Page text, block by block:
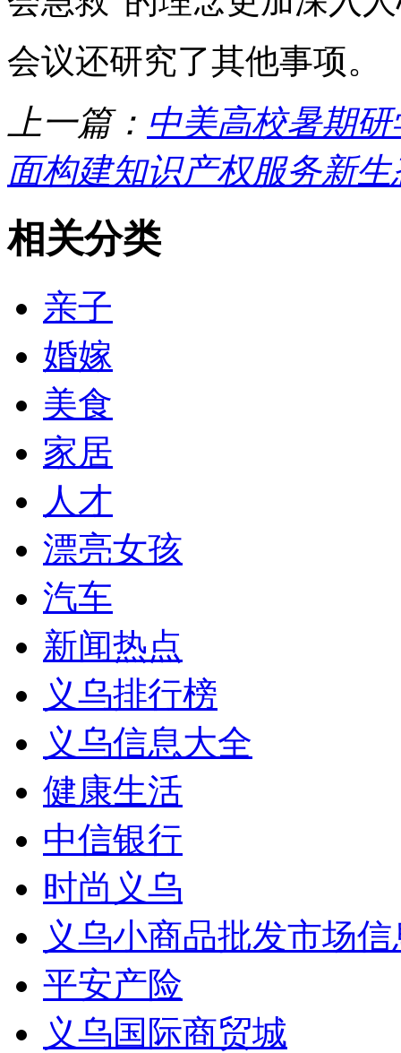
会议还研究了其他事项。
上一篇： 中美高校暑期
面构建知识产权服务新生
相关分类
亲子
婚嫁
美食
家居
人才
漂亮女孩
汽车
新闻热点
义乌排行榜
义乌信息大全
健康生活
中信银行
时尚义乌
义乌小商品批发市场
平安产险
义乌国际商贸城